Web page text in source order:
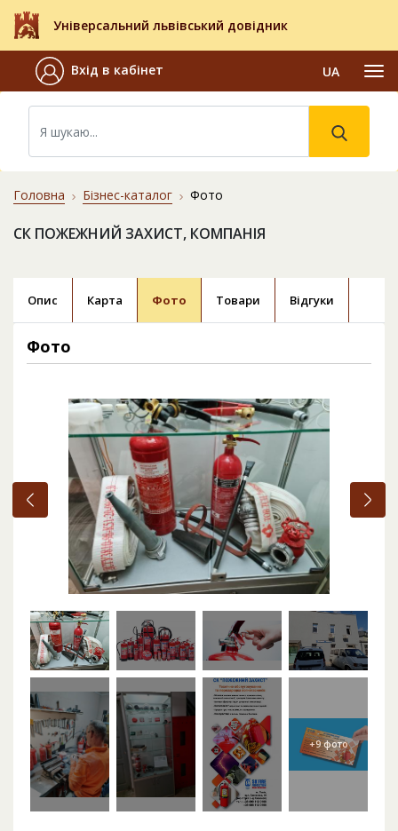
Універсальний львівський довідник
Вхід в кабінет UA
Головна Бізнес-каталог Фото
СК ПОЖЕЖНИЙ ЗАХИСТ, КОМПАНІЯ
Опис Карта Фото Товари Відгуки
Фото